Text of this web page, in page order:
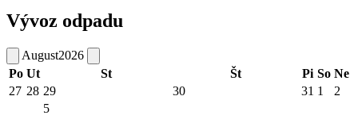
Vývoz odpadu
August2026
Po Ut St Št Pi So Ne
27 28 29 30 31 1 2
5